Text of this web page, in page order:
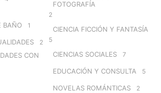
BAÑO 1
2
CON
FOTOGRAFÍA
2
CIENCIA FICCIÓN Y FANTASÍA
5
CIENCIAS SOCIALES 7
EDUCACIÓN Y CONSULTA 5
NOVELAS ROMÁNTICAS 2